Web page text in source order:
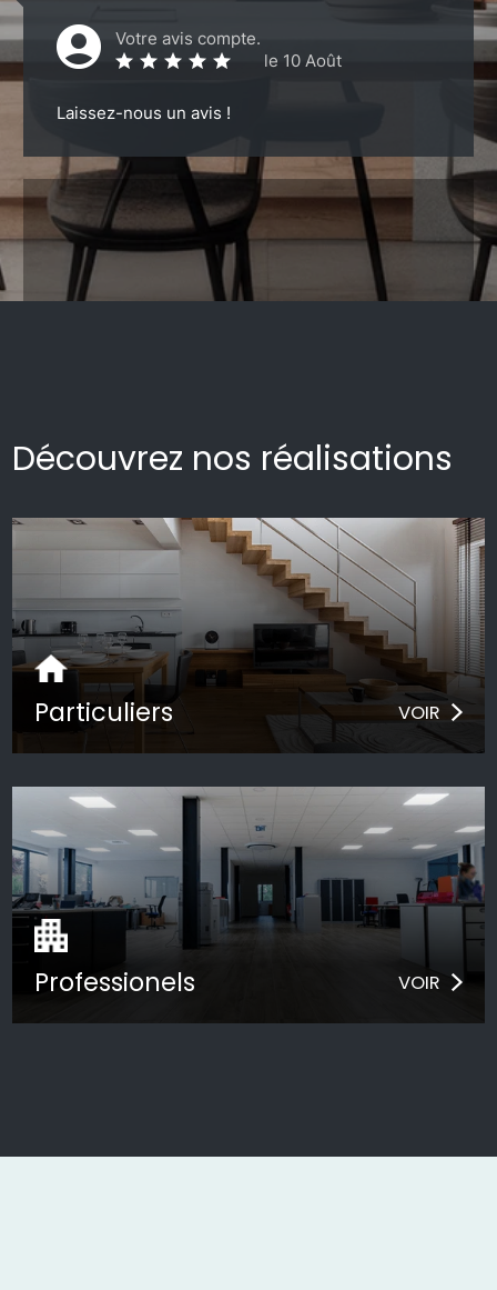
Votre avis compte.
le 10 Août
Laissez-nous un avis !
Découvrez nos réalisations
Particuliers VOIR
Professionels VOIR